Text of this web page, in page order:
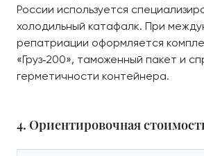
России используется
холодильный катафалк. При
репатриации оформляется
«Груз‑200», таможенный пакет и
герметичности контейнера.
4. Ориентировочная